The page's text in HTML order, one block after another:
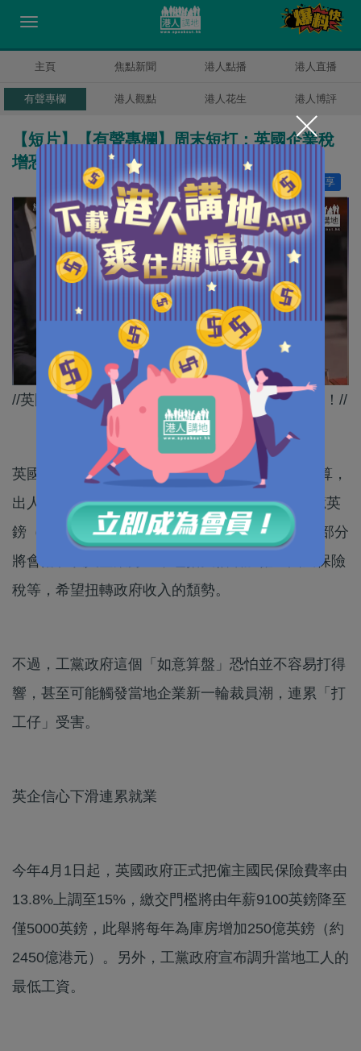
主頁 焦點新聞 港人點播 港人直播
有聲專欄 港人觀點 港人花生 港人博評
【短片】【有聲專欄】周末短打：英國企業稅
增恐爆裁員潮 BNO魔鬼條款阻自由就業？
分享
讚好 17
//英國經濟「屋漏偏逢連夜雨」，移英港人頂住呀！//
英國工黨去年10月底公布上台以來的首份財政預算，
出人意料地提出大幅加稅，目標是增收至少400億英
鎊（約3920億港元）稅款，而這項「重責」一大部分
將會落在私人企業身上，包括大幅增加僱主國民保險
稅等，希望扭轉政府收入的頹勢。
不過，工黨政府這個「如意算盤」恐怕並不容易打得
響，甚至可能觸發當地企業新一輪裁員潮，連累「打
工仔」受害。
英企信心下滑連累就業
今年4月1日起，英國政府正式把僱主國民保險費率由
13.8%上調至15%，繳交門檻將由年薪9100英鎊降至
僅5000英鎊，此舉將每年為庫房增加250億英鎊（約
2450億港元）。另外，工黨政府宣布調升當地工人的
最低工資。